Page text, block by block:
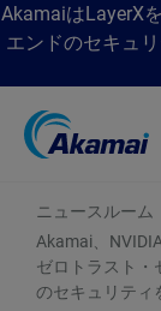
AkamaiはLayerX
エンドのセキュ
ニュースルーム
Akamai、
ゼロトラスト・
のセキュリティ